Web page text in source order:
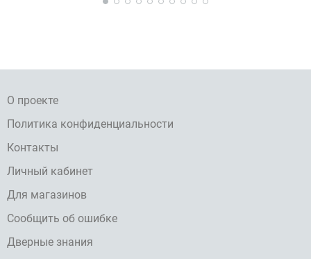
О проекте
Политика конфиденциальности
Контакты
Личный кабинет
Для магазинов
Сообщить об ошибке
Дверные знания